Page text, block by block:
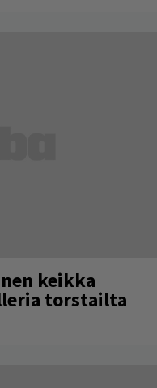
keikka
torstailta